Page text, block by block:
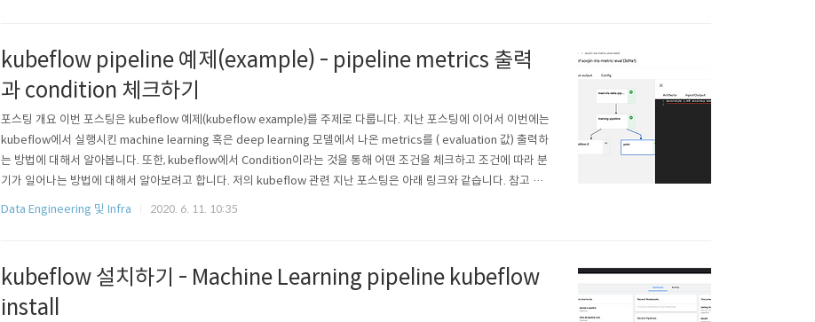
kubeflow pipeline 예제(example) - pipeline metrics 출력
과 condition 체크하기
포스팅 개요 이번 포스팅은 kubeflow 예제(kubeflow example)를 주제로 다룹니다. 지난 포스팅에 이어서 이번에는
kubeflow에서 실행시킨 machine learning 혹은 deep learning 모델에서 나온 metrics를 ( evaluation 값) 출력하
는 방법에 대해서 알아봅니다. 또한, kubeflow에서 Condition이라는 것을 통해 어떤 조건을 체크하고 조건에 따라 분
기가 일어나는 방법에 대해서 알아보려고 합니다. 저의 kubeflow 관련 지난 포스팅은 아래 링크와 같습니다. 참고 하
실 분들은 참고하시면 되겠습니다. kubeflow install 방법 : https://lsjsj92.tistory.com/580 kubeflow example
Data Engineering 및 Infra 2020. 6. 11. 10:35
kubeflow 설치하기 - Machine Learning pipeline kubeflow
install